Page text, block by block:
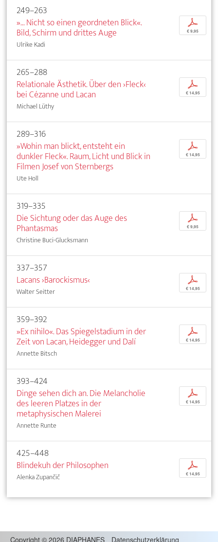
249–263
»... Nicht so einen geordneten Blick«.
Bild, Schirm und drittes Auge
Ulrike Kadi
p
€ 9,95
265–288
Relationale Ästhetik. Über den ›Fleck‹
bei Cézanne und Lacan
Michael Lüthy
p
€ 14,95
289–316
»Wohin man blickt, entsteht ein
dunkler Fleck«. Raum, Licht und Blick in
Filmen Josef von Sternbergs
Ute Holl
p
€ 14,95
319–335
Die Sichtung oder das Auge des
Phantasmas
Christine Buci-Glucksmann
p
€ 9,95
337–357
Lacans ›Barockismus‹
Walter Seitter
p
€ 14,95
359–392
»Ex nihilo«. Das Spiegelstadium in der
Zeit von Lacan, Heidegger und Dalí
Annette Bitsch
p
€ 14,95
393–424
Dinge sehen dich an. Die Melancholie
des leeren Platzes in der
metaphysischen Malerei
Annette Runte
p
€ 14,95
425–448
Blindekuh der Philosophen
Alenka Zupančič
p
€ 14,95
Copyright © 2026 DIAPHANES Datenschutzerklärung